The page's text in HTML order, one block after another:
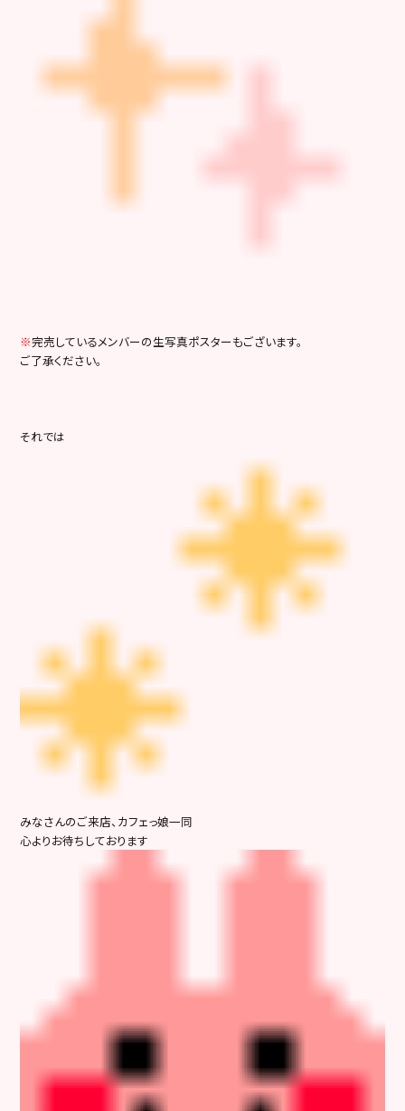
※完売しているメンバーの生写真ポスターもございます。
ご了承ください。
それでは
みなさんのご来店、カフェっ娘一同
心よりお待ちしております